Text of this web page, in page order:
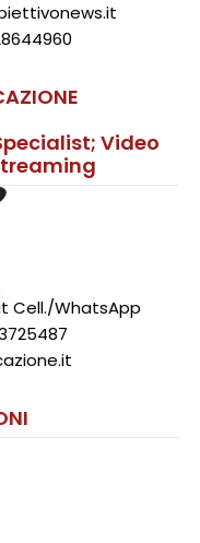
Video
Cell./WhatsApp